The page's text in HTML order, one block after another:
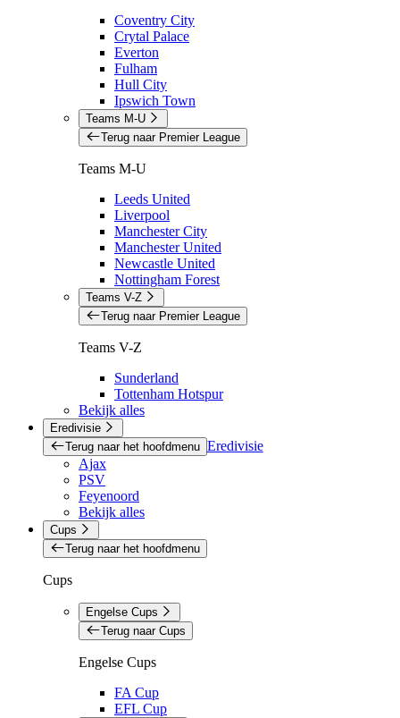
Coventry City
Crytal Palace
Everton
Fulham
Hull City
Ipswich Town
Teams M-U
Terug naar Premier League
Teams M-U
Leeds United
Liverpool
Manchester City
Manchester United
Newcastle United
Nottingham Forest
Teams V-Z
Terug naar Premier League
Teams V-Z
Sunderland
Tottenham Hotspur
Bekijk alles
Eredivisie
Terug naar het hoofdmenu Eredivisie
Ajax
PSV
Feyenoord
Bekijk alles
Cups
Terug naar het hoofdmenu
Cups
Engelse Cups
Terug naar Cups
Engelse Cups
FA Cup
EFL Cup